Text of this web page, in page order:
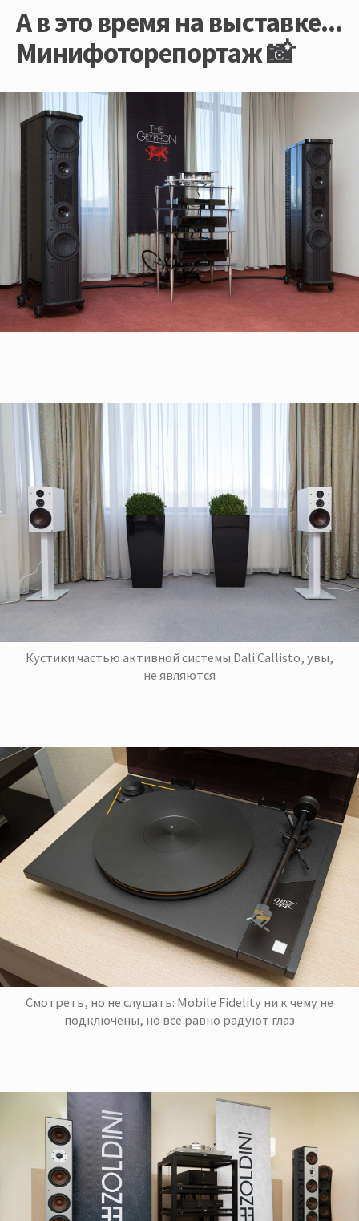
А в это время на выставке...
Минифоторепортаж 📸
Кустики частью активной системы Dali Callisto, увы,
не являются
Смотреть, но не слушать: Mobile Fidelity ни к чему не
подключены, но все равно радуют глаз